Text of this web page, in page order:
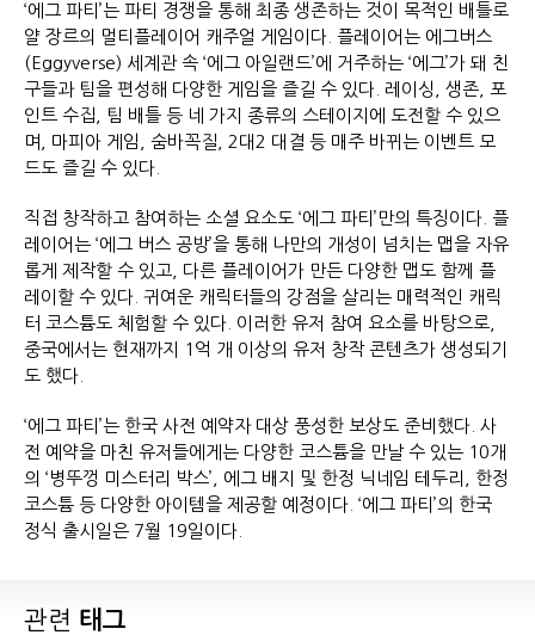
‘에그 파티’는 파티 경쟁을 통해 최종 생존하는 것이 목적인 배틀로
얄 장르의 멀티플레이어 캐주얼 게임이다. 플레이어는 에그버스
(Eggyverse) 세계관 속 ‘에그 아일랜드’에 거주하는 ‘에그’가 돼 친
구들과 팀을 편성해 다양한 게임을 즐길 수 있다. 레이싱, 생존, 포
인트 수집, 팀 배틀 등 네 가지 종류의 스테이지에 도전할 수 있으
며, 마피아 게임, 숨바꼭질, 2대2 대결 등 매주 바뀌는 이벤트 모
드도 즐길 수 있다.
직접 창작하고 참여하는 소셜 요소도 ‘에그 파티’만의 특징이다. 플
레이어는 ‘에그 버스 공방’을 통해 나만의 개성이 넘치는 맵을 자유
롭게 제작할 수 있고, 다른 플레이어가 만든 다양한 맵도 함께 플
레이할 수 있다. 귀여운 캐릭터들의 강점을 살리는 매력적인 캐릭
터 코스튬도 체험할 수 있다. 이러한 유저 참여 요소를 바탕으로,
중국에서는 현재까지 1억 개 이상의 유저 창작 콘텐츠가 생성되기
도 했다.
‘에그 파티’는 한국 사전 예약자 대상 풍성한 보상도 준비했다. 사
전 예약을 마친 유저들에게는 다양한 코스튬을 만날 수 있는 10개
의 ‘병뚜껑 미스터리 박스’, 에그 배지 및 한정 닉네임 테두리, 한정
코스튬 등 다양한 아이템을 제공할 예정이다. ‘에그 파티’의 한국
정식 출시일은 7월 19일이다.
관련 태그